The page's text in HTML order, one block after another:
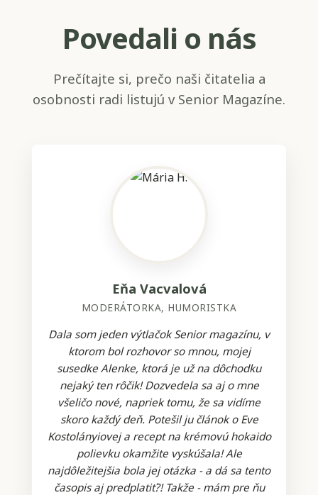
Povedali o nás
Prečítajte si, prečo naši čitatelia a
osobnosti radi listujú v Senior Magazíne.
Eňa Vacvalová
MODERÁTORKA, HUMORISTKA
Dala som jeden výtlačok Senior magazínu, v
ktorom bol rozhovor so mnou, mojej
susedke Alenke, ktorá je už na dôchodku
nejaký ten rôčik! Dozvedela sa aj o mne
všeličo nové, napriek tomu, že sa vidíme
skoro každý deň. Potešil ju článok o Eve
Kostolányiovej a recept na krémovú hokaido
polievku okamžite vyskúšala! Ale
najdôležitejšia bola jej otázka - a dá sa tento
časopis aj predplatiť?! Takže - mám pre ňu